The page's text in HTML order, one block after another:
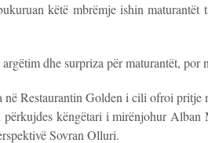
këtë mbrëmje ishin maturantët
dhe surpriza për maturantët, por
Restaurantin Golden i cili ofroi pritje
përkujdes këngëtari i mirënjohur
Sovran Olluri.